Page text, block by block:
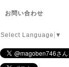
お問い合わせ
Select Language ▼